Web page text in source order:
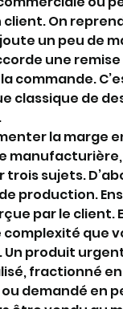
On
un peu de
une
commande.
classique de
la marge
sujets.
production.
par le client.
complexité que
Un produit
fractionné
demandé en